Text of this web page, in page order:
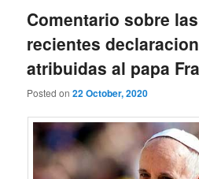
Comentario sobre las
recientes
atribuidas al papa
Posted on22 October, 2020